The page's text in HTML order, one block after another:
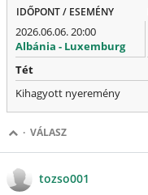
IDŐPONT / ESEMÉNY
2026.06.06. 20:00
Albánia - Luxemburg
Tét
Kihagyott nyeremény
· VÁLASZ
tozso001